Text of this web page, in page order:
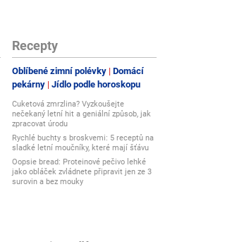
Recepty
Oblíbené zimní polévky
Domácí
pekárny
Jídlo podle horoskopu
Cuketová zmrzlina? Vyzkoušejte
nečekaný letní hit a geniální způsob, jak
zpracovat úrodu
Rychlé buchty s broskvemi: 5 receptů na
sladké letní moučníky, které mají šťávu
Oopsie bread: Proteinové pečivo lehké
jako obláček zvládnete připravit jen ze 3
surovin a bez mouky